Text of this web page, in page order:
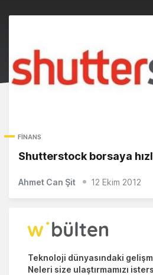
FINANS
Shutterstock borsaya
Ahmet Can Şit 12 Ekim 2012
Teknoloji dünyasındaki
Neleri size ulaştırmamızı